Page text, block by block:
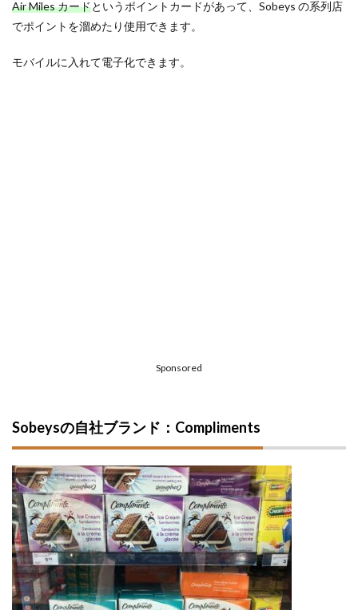
Air Miles カードというポイントカードがあって、Sobeys の系列店
でポイントを溜めたり使用できます。
モバイルに入れて電子化できます。
Sponsored
Sobeysの自社ブランド：Compliments